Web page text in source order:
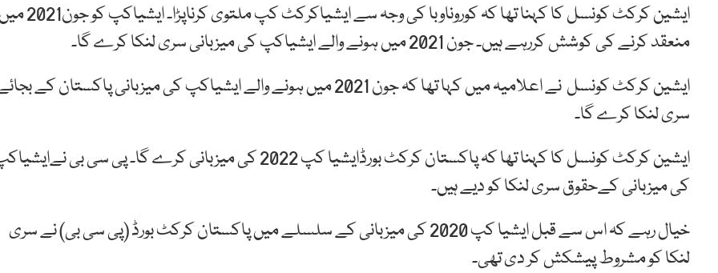
ایشین کرکٹ کونسل کا کہنا تھا کہ کوروناوبا کی وجہ سے ایشیاکرکٹ کپ ملتوی
منعقد کرنے کی کوشش کررہے ہیں۔ جون 2021 میں ہونے والے ایشیاکپ کی میزبانی سری لنکا کرے گا۔
ایشین کرکٹ کونسل نے اعلامیہ میں کہا تھا کہ جون 2021 میں ہونے والے ایشیاکپ کی میزبانی پاکستان کے
سری لنکا کرے گا۔
ایشین کرکٹ کونسل کا کہنا تھا کہ پاکستان کرکٹ بورڈایشیا کپ 2022 کی میزبانی کرے گا۔ پی سی بی
کی میزبانی کےحقوق سری لنکا کو دیے ہیں۔
خیال رہے کہ اس سے قبل ایشیا کپ 2020 کی میزبانی کے سلسلے میں پاکستان کرکٹ بورڈ (پی سی بی) نے سری
لنکا کو مشروط پیشکش کر دی تھی۔